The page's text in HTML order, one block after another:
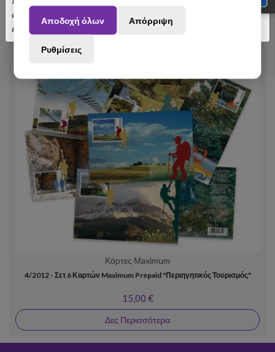
αποσταλούν με σχετική καθυστέρηση. Ευχαριστούμε για την
κατανόηση.
Κάρτες Μaximum
4/2012 - Σετ 6 Καρτών Maximum Prepaid "Περιηγητικός Τουρισμός"
15,00 €
Δες Περισσότερα
Αποδοχή όλων Απόρριψη
Ρυθμίσεις